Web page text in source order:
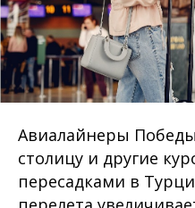
Авиалайнеры
столицу и другие
пересадками в